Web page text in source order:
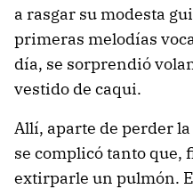
a rasgar su modesta
primeras melodías
día, se sorprendió
vestido de caqui.
Allí, aparte de perder
se complicó tanto
extirparle un pulmón.